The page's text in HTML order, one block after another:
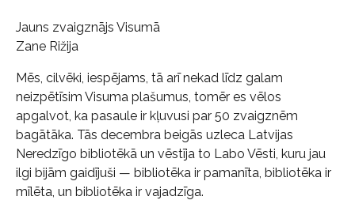
Jauns zvaigznājs Visumā
Zane Rižija
Mēs, cilvēki, iespējams, tā arī nekad līdz galam
neizpētīsim Visuma plašumus, tomēr es vēlos
apgalvot, ka pasaule ir kļuvusi par 50 zvaigznēm
bagātāka. Tās decembra beigās uzleca Latvijas
Neredzīgo bibliotēkā un vēstīja to Labo Vēsti, kuru jau
ilgi bijām gaidījuši — bibliotēka ir pamanīta, bibliotēka ir
mīlēta, un bibliotēka ir vajadzīga.